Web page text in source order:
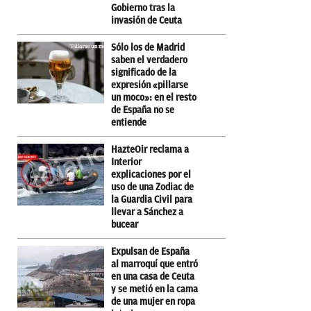
Gobierno tras la
invasión de Ceuta
Sólo los de Madrid
saben el verdadero
significado de la
expresión «pillarse
un moco»: en el resto
de España no se
entiende
HazteOir reclama a
Interior
explicaciones por el
uso de una Zodiac de
la Guardia Civil para
llevar a Sánchez a
bucear
Expulsan de España
al marroquí que entró
en una casa de Ceuta
y se metió en la cama
de una mujer en ropa